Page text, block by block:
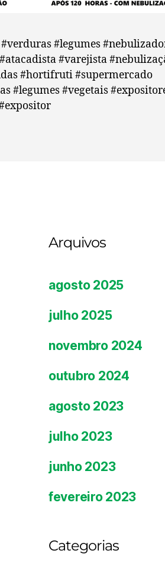
#legumes
#varejista
#hortifruti #supermercado
#legumes #vegetais
Arquivos
agosto 2025
julho 2025
novembro 2024
outubro 2024
agosto 2023
julho 2023
junho 2023
fevereiro 2023
Categorias